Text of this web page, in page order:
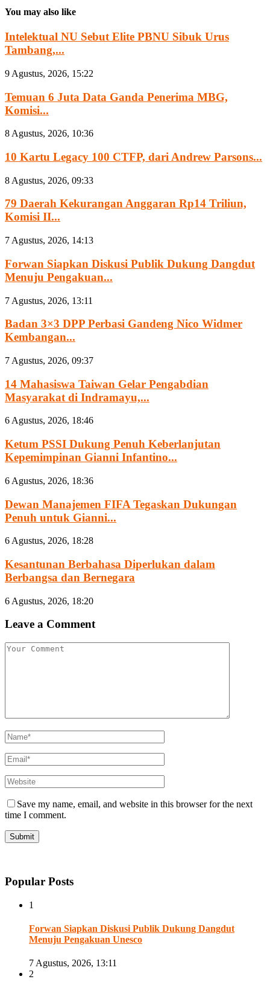
You may also like
Intelektual NU Sebut Elite PBNU Sibuk Urus
Tambang,...
9 Agustus, 2026, 15:22
Temuan 6 Juta Data Ganda Penerima MBG,
Komisi...
8 Agustus, 2026, 10:36
10 Kartu Legacy 100 CTFP, dari Andrew Parsons...
8 Agustus, 2026, 09:33
79 Daerah Kekurangan Anggaran Rp14 Triliun,
Komisi II...
7 Agustus, 2026, 14:13
Forwan Siapkan Diskusi Publik Dukung Dangdut
Menuju Pengakuan...
7 Agustus, 2026, 13:11
Badan 3×3 DPP Perbasi Gandeng Nico Widmer
Kembangan...
7 Agustus, 2026, 09:37
14 Mahasiswa Taiwan Gelar Pengabdian
Masyarakat di Indramayu,...
6 Agustus, 2026, 18:46
Ketum PSSI Dukung Penuh Keberlanjutan
Kepemimpinan Gianni Infantino...
6 Agustus, 2026, 18:36
Dewan Manajemen FIFA Tegaskan Dukungan
Penuh untuk Gianni...
6 Agustus, 2026, 18:28
Kesantunan Berbahasa Diperlukan dalam
Berbangsa dan Bernegara
6 Agustus, 2026, 18:20
Leave a Comment
Save my name, email, and website in this browser for the next
time I comment.
Popular Posts
1
Forwan Siapkan Diskusi Publik Dukung Dangdut
Menuju Pengakuan Unesco
7 Agustus, 2026, 13:11
2